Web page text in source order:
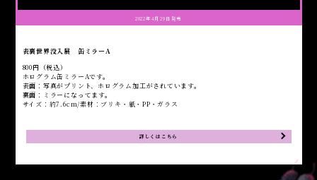
2022年4月29日発売
表裏世界没入展 缶ミラーA
800円（税込）
ホログラム缶ミラーAです。
表面：写真がプリント、ホログラム加工がされています。
裏面：ミラーになってます。
サイズ：約7.6cm/素材：ブリキ・紙・PP・ガラス
詳しくはこちら